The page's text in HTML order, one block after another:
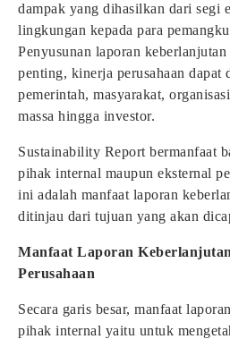
dampak yang dihasilkan dari segi
lingkungan kepada para
Penyusunan laporan
penting, kinerja perusahaan dapat
pemerintah, masyarakat,
massa hingga investor.
Sustainability Report bermanfaat
pihak internal maupun eksternal
ini adalah manfaat laporan
ditinjau dari tujuan yang akan
Manfaat Laporan
Perusahaan
Secara garis besar, manfaat
pihak internal yaitu untuk